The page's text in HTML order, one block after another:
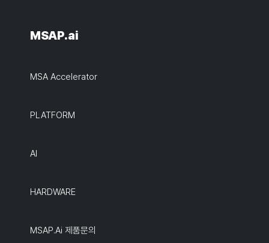
MSAP.ai
MSA Accelerator
PLATFORM
AI
HARDWARE
MSAP.ai 제품문의